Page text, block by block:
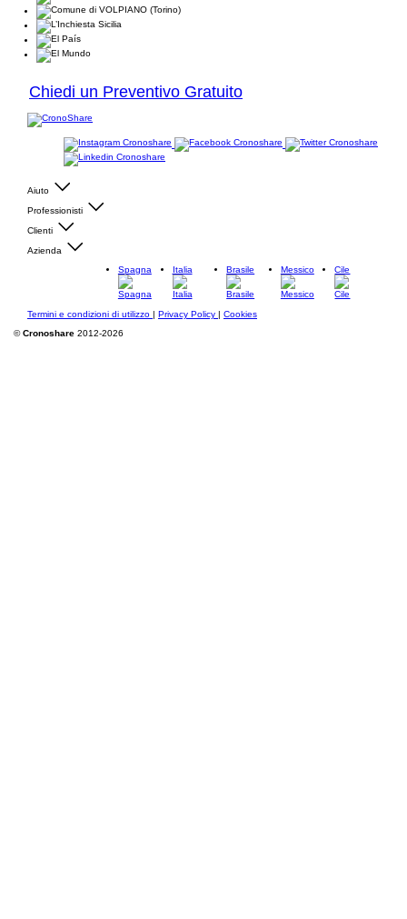
Chiedi un Preventivo Gratuito
Aiuto
Professionisti
Clienti
Azienda
Spagna
Italia Brasile Messico Cile
Termini e condizioni di utilizzo | Privacy Policy | Cookies
©Cronoshare 2012-2026